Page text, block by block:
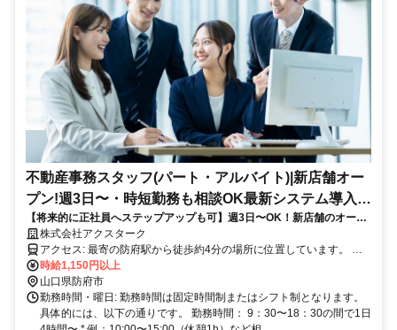
不動産事務スタッフ(パート・アルバイト)|新店舗オー
プン!週3日〜・時短勤務も相談OK最新システム導入で
未経験でも安心|
【将来的に正社員へステップアップも可】週3日〜OK！新店舗のオープ
ニング事務スタッフ
株式会社アクスターク
アクセス: 最寄の防府駅から徒歩約4分の場所に位置しています。 車
通勤も可能で、専用の駐車場をご用意しています。通勤方法やルート
については、ご相談に応じますのでお気軽にお問い合わせください。
時給1,150円以上
山口県防府市
勤務時間・曜日: 勤務時間は固定時間制またはシフト制となります。
具体的には、以下の通りです。 勤務時間： 9：30〜18：30の間で1日